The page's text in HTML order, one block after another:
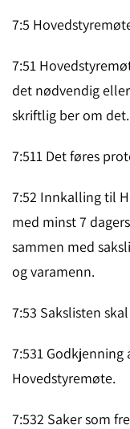
7:5
7:51
det nødven­dig
skriftlig ber om det.
7:511 Det føres
7:52 Innkalling til
med minst 7
sammen med
og varamenn.
7:53 Sakslisten
7:531
Hovedstyremøte.
7:532 Saker som